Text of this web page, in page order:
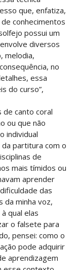
que, enfatiza,
conhecimentos
possui um
diversos
melodia,
no
essa
do curso”,
de canto coral
ou que não
individual
partitura com o
de
mais tímidos ou
aprender
das
da minha voz,
qual elas
o falsete para
pensei: como o
pode adquirir
aprendizagem